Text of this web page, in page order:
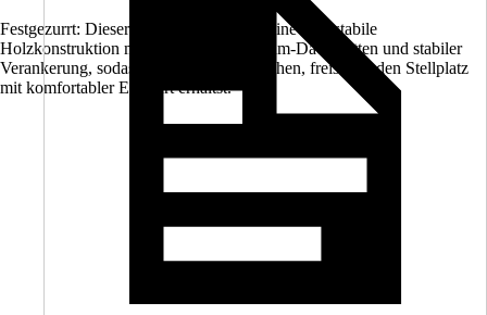
Festgezurrt: Dieser Carport kombiniert eine formstabile
Holzkonstruktion mit robusten Aluminium-Dachplatten und stabiler
Verankerung, sodass Du einen verlässlichen, freistehenden Stellplatz
mit komfortabler Einfahrt erhältst.